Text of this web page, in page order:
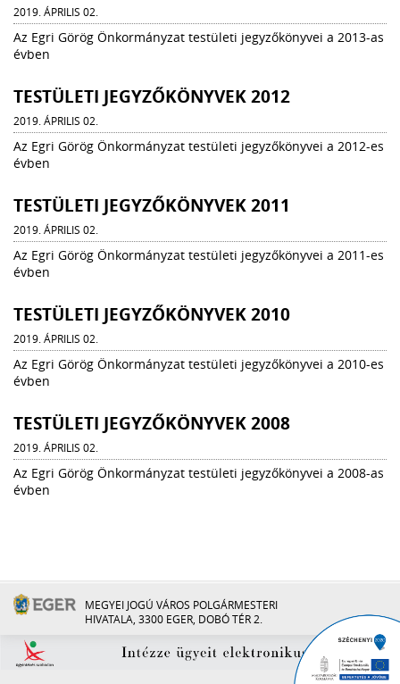
2019. ÁPRILIS 02.
Az Egri Görög Önkormányzat testületi jegyzőkönyvei a 2013-as
évben
TESTÜLETI JEGYZŐKÖNYVEK 2012
2019. ÁPRILIS 02.
Az Egri Görög Önkormányzat testületi jegyzőkönyvei a 2012-es
évben
TESTÜLETI JEGYZŐKÖNYVEK 2011
2019. ÁPRILIS 02.
Az Egri Görög Önkormányzat testületi jegyzőkönyvei a 2011-es
évben
TESTÜLETI JEGYZŐKÖNYVEK 2010
2019. ÁPRILIS 02.
Az Egri Görög Önkormányzat testületi jegyzőkönyvei a 2010-es
évben
TESTÜLETI JEGYZŐKÖNYVEK 2008
2019. ÁPRILIS 02.
Az Egri Görög Önkormányzat testületi jegyzőkönyvei a 2008-as
évben
MEGYEI JOGÚ VÁROS POLGÁRMESTERI
HIVATALA, 3300 EGER, DOBÓ TÉR 2.